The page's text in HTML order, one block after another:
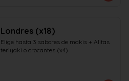
Londres (x18)
Elige hasta 3 sabores de makis + Alitas
teriyaki o crocantes (x4)